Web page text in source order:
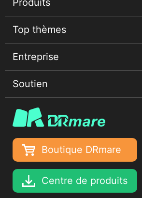
Boutique DRmare
Centre de produits
Produits
Streaming Audio Recorder
Top thèmes
Guides musicaux Spotify
Conseils Deezer Music
Entreprise
À propos
Confidentialité
Conditions d'utilisation
Déclaration de droits d'auteur
Entreprise
Soutien
Centre d'aide
Tutoriels
Mise à niveau et remboursement